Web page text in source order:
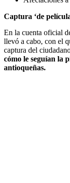
Captura ‘de
En la cuenta oficial
llevó a cabo, con el
captura del
cómo le seguían la
antioqueñas.